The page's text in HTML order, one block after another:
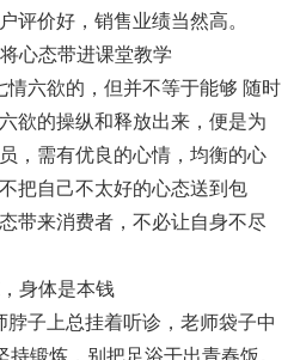
评价好，销售业绩当然高。
心态带进课堂教学
情六欲的，但并不等于能够 随时
欲的操纵和释放出来，便是为
，需有优良的心情，均衡的心
把自己不太好的心态送到包
带来消费者，不必让自身不尽
身体是本钱
子上总挂着听诊，老师袋子中